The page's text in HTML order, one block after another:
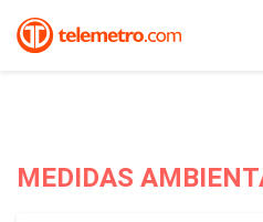
MEDIDAS